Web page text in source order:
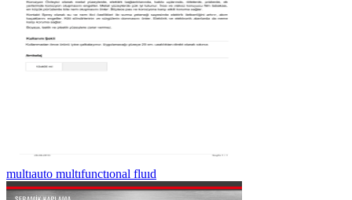
multıauto multıfunctıonal fluıd